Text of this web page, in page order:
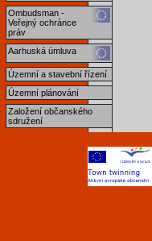
Ombudsman -
Veřejný ochránce
práv
Aarhuská úmluva
Územní a stavební řízení
Územní plánování
Založení občanského
sdružení